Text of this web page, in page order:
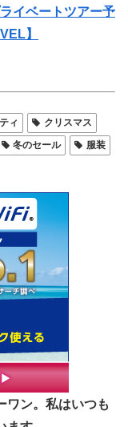
イベートツアー予
】
ィ
クリスマス
冬のセール
服装
ワン。私はいつも